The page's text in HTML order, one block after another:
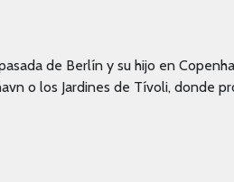
de Berlín y su hijo en
o los Jardines de Tívoli, donde